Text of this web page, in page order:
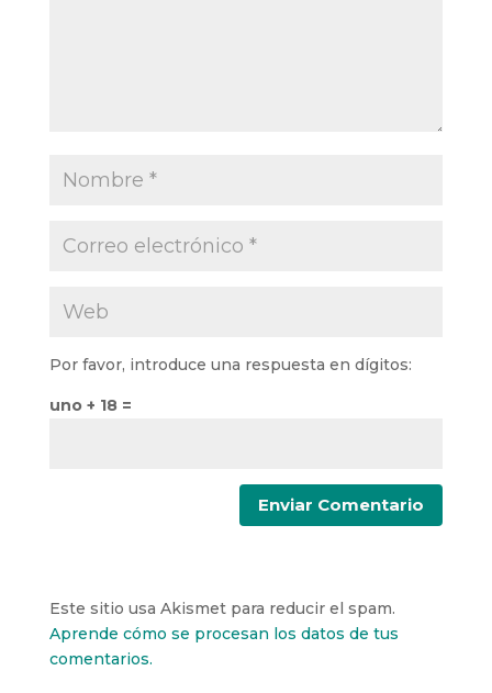
Por favor, introduce una respuesta en dígitos:
uno + 18 =
Este sitio usa Akismet para reducir el spam.
Aprende cómo se procesan los datos de tus
comentarios.